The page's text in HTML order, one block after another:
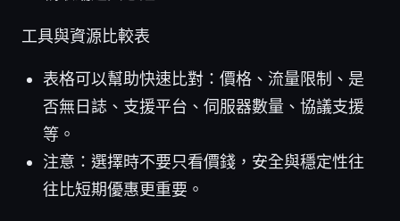
工具與資源比較表
表格可以幫助快速比對：價格、流量限制、是
否無日誌、支援平台、伺服器數量、協議支援
等。
注意：選擇時不要只看價錢，安全與穩定性往
往比短期優惠更重要。